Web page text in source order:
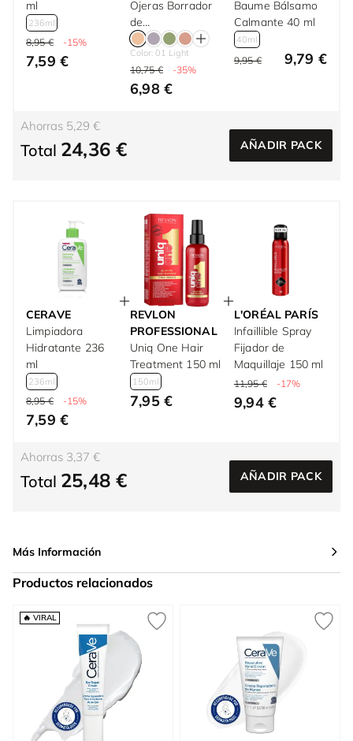
ml
236ml
8,95 € -15%
7,59 €
Ojeras Borrador
de
Imperfecciones
con Hidratación
12H y Acabado
Natural 6.8 ml
Color: 01 Light
10,75 € -35%
6,98 €
Baume Bálsamo
Calmante 40 ml
40ml
9,95 € 9,79 €
Ahorras 5,29 €
Total 24,36 € AÑADIR PACK
CERAVE
Limpiadora
Hidratante 236
ml
236ml
8,95 € -15%
7,59 €
REVLON
PROFESSIONAL
Uniq One Hair
Treatment 150 ml
150ml
7,95 €
L'ORÉAL PARÍS
Infaillible Spray
Fijador de
Maquillaje 150 ml
11,95 € -17%
9,94 €
Ahorras 3,37 €
Total 25,48 € AÑADIR PACK
Más Información
Productos relacionados
Press to skip carousel
🔥 VIRAL